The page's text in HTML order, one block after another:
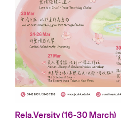
Rela.Versity (16-30 March)